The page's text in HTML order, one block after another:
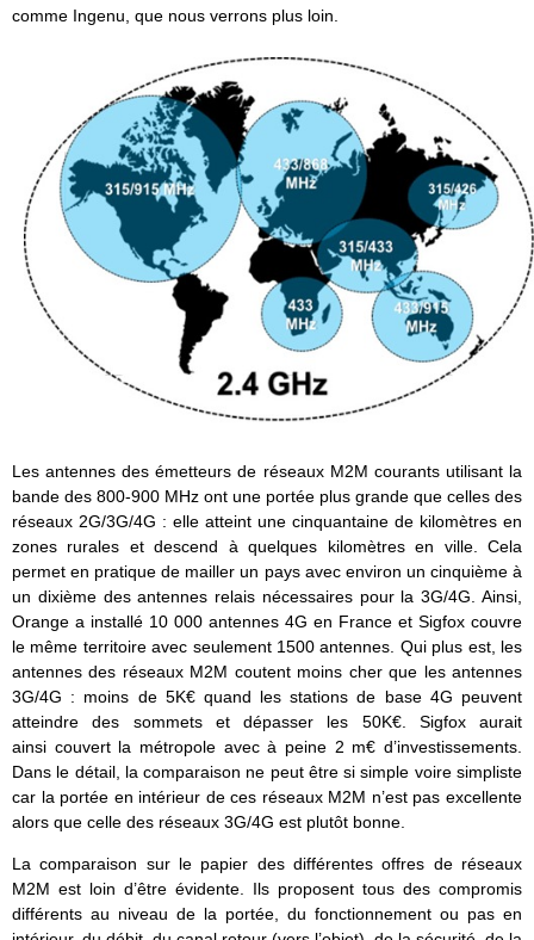
comme Ingenu, que nous verrons plus loin.
Les antennes des émetteurs de réseaux M2M courants utilisant la
bande des 800-900 MHz ont une portée plus grande que celles des
réseaux 2G/3G/4G : elle atteint une cinquantaine de kilomètres en
zones rurales et descend à quelques kilomètres en ville. Cela
permet en pratique de mailler un pays avec environ un cinquième à
un dixième des antennes relais nécessaires pour la 3G/4G. Ainsi,
Orange a installé 10 000 antennes 4G en France et Sigfox couvre
le même territoire avec seulement 1500 antennes. Qui plus est, les
antennes des réseaux M2M coutent moins cher que les antennes
3G/4G : moins de 5K€ quand les stations de base 4G peuvent
atteindre des sommets et dépasser les 50K€. Sigfox aurait
ainsi couvert la métropole avec à peine 2 m€ d’investissements.
Dans le détail, la comparaison ne peut être si simple voire simpliste
car la portée en intérieur de ces réseaux M2M n’est pas excellente
alors que celle des réseaux 3G/4G est plutôt bonne.
La comparaison sur le papier des différentes offres de réseaux
M2M est loin d’être évidente. Ils proposent tous des compromis
différents au niveau de la portée, du fonctionnement ou pas en